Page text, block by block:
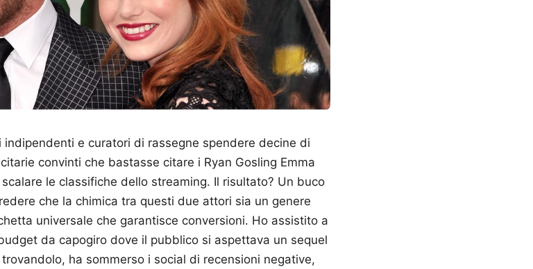
e curatori di rassegne spendere decine di
convinti che bastasse citare i Ryan Gosling Emma
le classifiche dello streaming. Il risultato? Un buco
che la chimica tra questi due attori sia un genere
universale che garantisce conversioni. Ho assistito a
da capogiro dove il pubblico si aspettava un sequel
ha sommerso i social di recensioni negative,